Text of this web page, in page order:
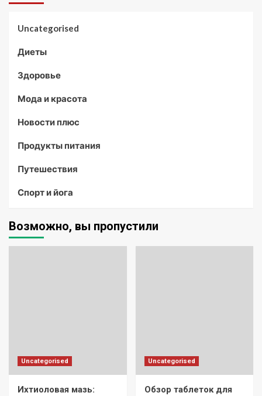
Uncategorised
Диеты
Здоровье
Мода и красота
Новости плюс
Продукты питания
Путешествия
Спорт и йога
Возможно, вы пропустили
Uncategorised
Ихтиоловая мазь:
Uncategorised
Обзор таблеток для